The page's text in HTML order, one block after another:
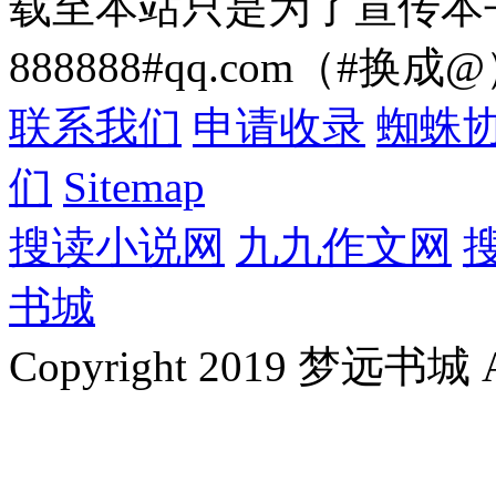
888888#qq.com（#换成
联系我们 申请收录 蜘蛛
们 Sitemap
搜读小说网 九九作文网
书城
Copyright 2019 梦远书城